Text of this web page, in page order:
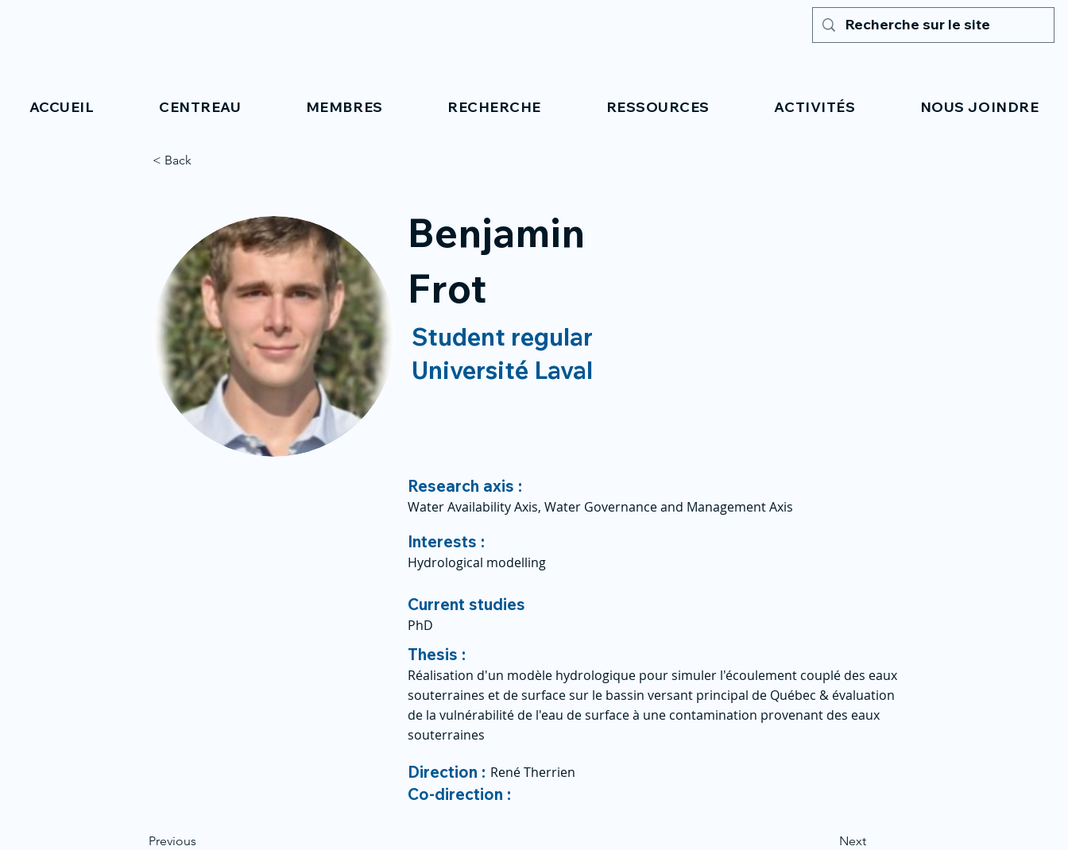
ACCUEIL CENTREAU MEMBRES RECHERCHE RESSOURCES ACTIVITÉS NOUS JOINDRE
< Back
Benjamin
Frot
Student regular
Université Laval
Research axis :
Water Availability Axis, Water Governance and Management Axis
Interests :
Hydrological modelling
Current studies
PhD
Thesis :
Réalisation d'un modèle hydrologique pour simuler l'écoulement couplé des eaux
souterraines et de surface sur le bassin versant principal de Québec & évaluation
de la vulnérabilité de l'eau de surface à une contamination provenant des eaux
souterraines
Previous
Direction : René Therrien
Co-direction :
Next